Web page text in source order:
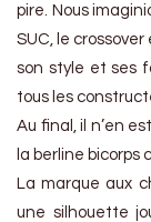
pire. Nous
SUC, le
son style et ses
tous les
Au final, il n’en
la berline bicorps
La marque aux
une silhouette